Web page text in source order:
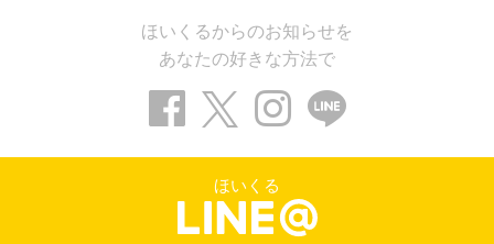
ほいくるからのお知らせを
あなたの好きな方法で
ほいくる